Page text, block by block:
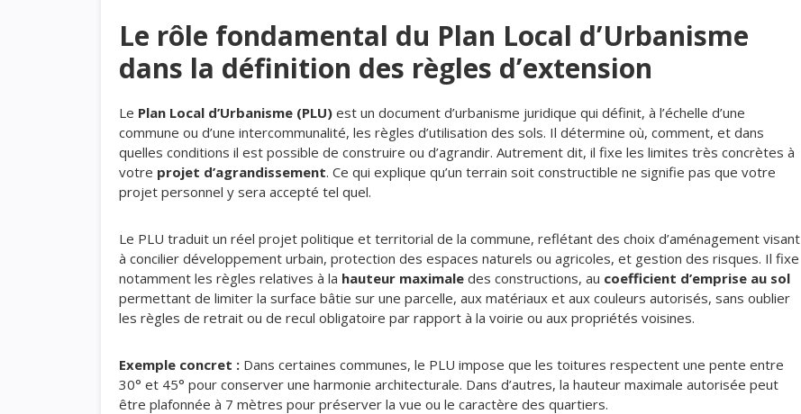
Le rôle fondamental du Plan Local d’Urbanisme
dans la définition des règles d’extension
Le Plan Local d’Urbanisme (PLU) est un document d’urbanisme juridique qui définit, à l’échelle d’une
commune ou d’une intercommunalité, les règles d’utilisation des sols. Il détermine où, comment, et dans
quelles conditions il est possible de construire ou d’agrandir. Autrement dit, il fixe les limites très concrètes à
votre projet d’agrandissement. Ce qui explique qu’un terrain soit constructible ne signifie pas que votre
projet personnel y sera accepté tel quel.
Le PLU traduit un réel projet politique et territorial de la commune, reflétant des choix d’aménagement visant
à concilier développement urbain, protection des espaces naturels ou agricoles, et gestion des risques. Il fixe
notamment les règles relatives à la hauteur maximale des constructions, au coefficient d’emprise au sol
permettant de limiter la surface bâtie sur une parcelle, aux matériaux et aux couleurs autorisés, sans oublier
les règles de retrait ou de recul obligatoire par rapport à la voirie ou aux propriétés voisines.
Exemple concret : Dans certaines communes, le PLU impose que les toitures respectent une pente entre
30° et 45° pour conserver une harmonie architecturale. Dans d’autres, la hauteur maximale autorisée peut
être plafonnée à 7 mètres pour préserver la vue ou le caractère des quartiers.